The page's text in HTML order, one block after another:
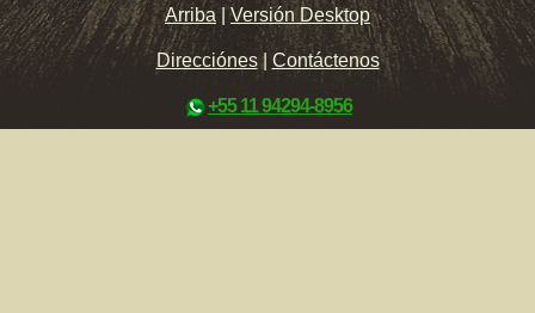
Arriba |Versión Desktop
Direcciónes| Contáctenos
+55 11 94294-8956